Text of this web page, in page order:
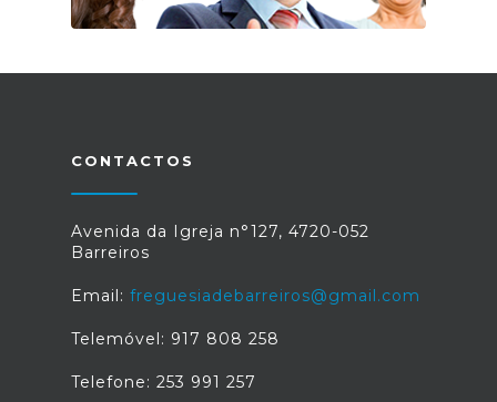
CONTACTOS
Avenida da Igreja n°127, 4720-052
Barreiros
Email: freguesiadebarreiros@gmail.com
Telemóvel: 917 808 258
Telefone: 253 991 257